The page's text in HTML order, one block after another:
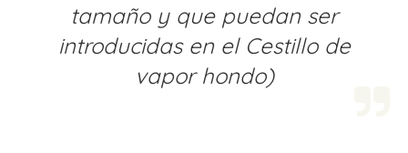
tamaño y que puedan ser
introducidas en el Cestillo de
vapor hondo)